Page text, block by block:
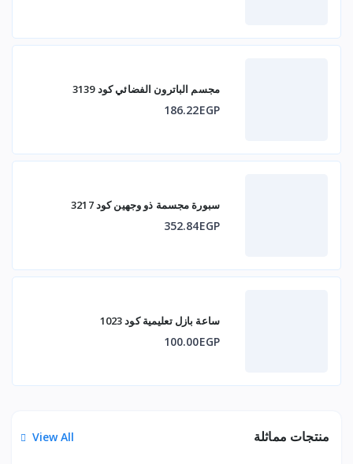
مجسم الباترون الفضائي كود 3139
186.22EGP
سبورة مجسمة ذو وجهين كود 3217
352.84EGP
ساعة بازل تعليمية كود 1023
100.00EGP
منتجات مماثلة View All